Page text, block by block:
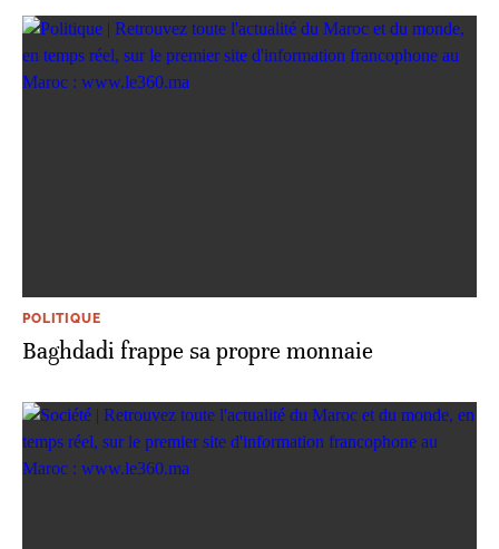
POLITIQUE
Baghdadi frappe sa propre monnaie